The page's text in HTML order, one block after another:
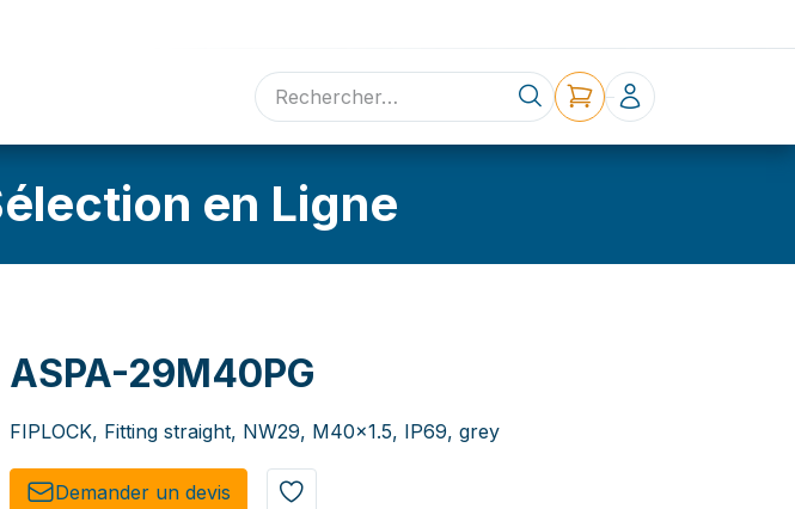
Sélection en ligne Contact
en Ligne
ASPA-29M40PG
FIPLOCK, Fitting straight, NW29, M40x1.5, IP69, grey
Demander un de​​vis​​